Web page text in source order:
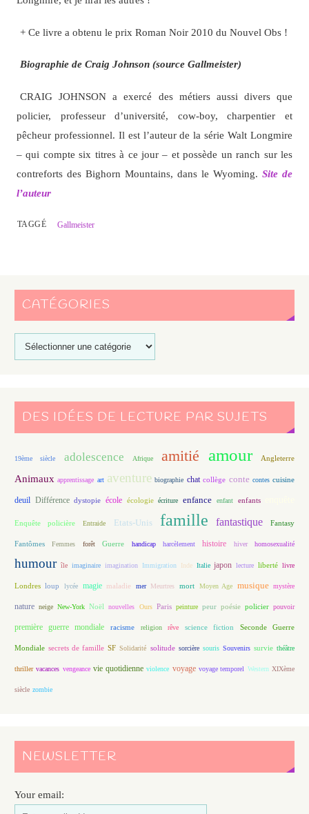
+ Ce livre a obtenu le prix Roman Noir 2010 du Nouvel Obs !
Biographie de Craig Johnson (source Gallmeister)
CRAIG JOHNSON a exercé des métiers aussi divers que
policier, professeur d’université, cow-boy, charpentier et
pêcheur professionnel. Il est l’auteur de la série Walt Longmire
– qui compte six titres à ce jour – et possède un ranch sur les
contreforts des Bighorn Mountains, dans le Wyoming.Site de
l’auteur
TAGGÉ Gallmeister
CATÉGORIES
DES IDÉES DE LECTURE PAR SUJETS
19ème siècle adolescence Afrique amitié amour Angleterre
Animaux apprentissage art aventure biographie chat collège conte contes cuisine
deuil Différence dystopie école écologie écriture enfance enfant enfants
Enquête policière Entraide Etats-Unis famille fantastique Fantasy
Fantômes Femmes forêt Guerre handicap harcèlement histoire hiver homosexualité
humour île imaginaire imagination Immigration Inde Italie japon lecture liberté livre
Londres loup lycée magie maladie mer Meurtres mort Moyen Age musique mystère
nature neige New-York Noël nouvelles Ours Paris peinture peur poésie policier pouvoir
première guerre mondiale racisme religion rêve science fiction Seconde Guerre
Mondiale secrets de famille SF Solidarité solitude sorcière souris Souvenirs survie théâtre
thriller vacances vengeance vie quotidienne violence voyage voyage temporel Western XIXème
siècle zombie
NEWSLETTER
Your email: